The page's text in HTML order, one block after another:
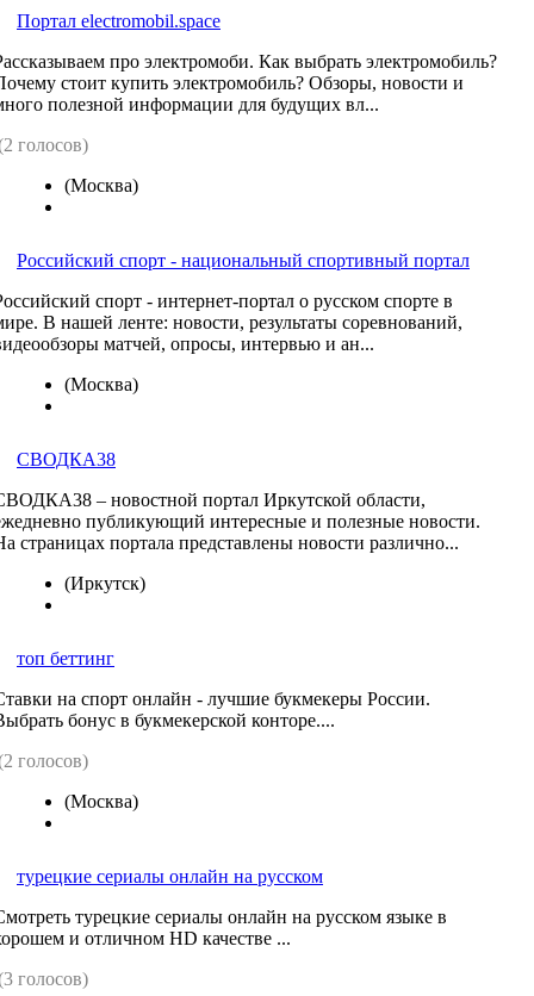
Портал electromobil.space
про электромоби. Как выбрать электромобиль?
стоит купить электромобиль? Обзоры, новости и
полезной информации для будущих вл...
голосов)
(Москва)
Российский спорт - национальный спортивный портал
спорт - интернет-портал о русском спорте в
В нашей ленте: новости, результаты соревнований,
матчей, опросы, интервью и ан...
(Москва)
СВОДКА38
– новостной портал Иркутской области,
публикующий интересные и полезные новости.
страницах портала представлены новости различно...
(Иркутск)
топ беттинг
на спорт онлайн - лучшие букмекеры России.
бонус в букмекерской конторе....
голосов)
(Москва)
турецкие сериалы онлайн на русском
турецкие сериалы онлайн на русском языке в
и отличном HD качестве ...
голосов)